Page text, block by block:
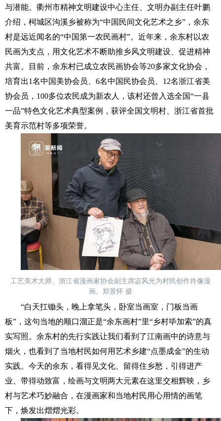
与潜能。衢州市精神文明建设中心主任、文明办副主任叶鹏
介绍，柯城区沟溪乡被称为“中国民间文化艺术之乡”，余东
村是远近闻名的“中国第一农民画村”。近年来，余东村以农
民画为支点，用文化艺术不断助推乡风文明建设、促进精神
共富。目前，余东村已成立农民画协会等20多家文化协会，
培育出1名中国美协会员、6名中国民协会员、12名浙江省美
协会员，100多位农民成为新农人，该村还曾入选全国“一县
一品”特色文化艺术典型案例，获评全国文明村、浙江省首批
美育示范村等多项荣誉。
工艺美术大师、浙江省漫画家协会副主席宓风光为村民创作肖像漫
画。郑景怀 摄
“白天扛锄头，晚上拿笔头，卧室当画室，门板当画
板”，这句当地的顺口溜正是“余东画村”里“乡村毕加索”的真
实写照。余东村的先行实践让我们看到了江南画中的诗意与
烟火，也看到了当地村民如何用艺术乡建“点墨成金”的生动
实践。今天的余东，看得见文化、留得住乡愁，引得进产
业、带得动致富，绘画与文明两大元素在这里交相辉映，乡
村与艺术巧妙融合，在漫画家和当地村民用心用情的画笔
下，焕发出熠熠光彩。